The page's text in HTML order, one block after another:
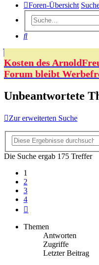
Foren-Übersicht
Suche
Kosten des
Forum bleibt
Unbeantwortete
Zur erweiterten Suche
Die Suche ergab 175 Treffer
1
2
3
4
Themen
Antworten
Zugriffe
Letzter Beitrag